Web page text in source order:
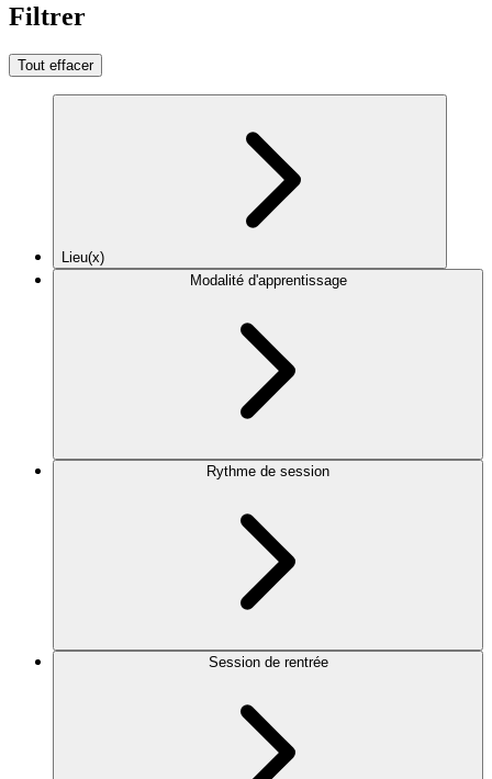
Filtrer
Tout effacer
Lieu(x)
Modalité d'apprentissage
Rythme de session
Session de rentrée